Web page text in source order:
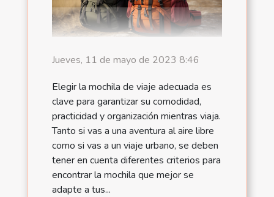
Jueves, 11 de mayo de 2023 8:46
Elegir la mochila de viaje adecuada es
clave para garantizar su comodidad,
practicidad y organización mientras viaja.
Tanto si vas a una aventura al aire libre
como si vas a un viaje urbano, se deben
tener en cuenta diferentes criterios para
encontrar la mochila que mejor se
adapte a tus...